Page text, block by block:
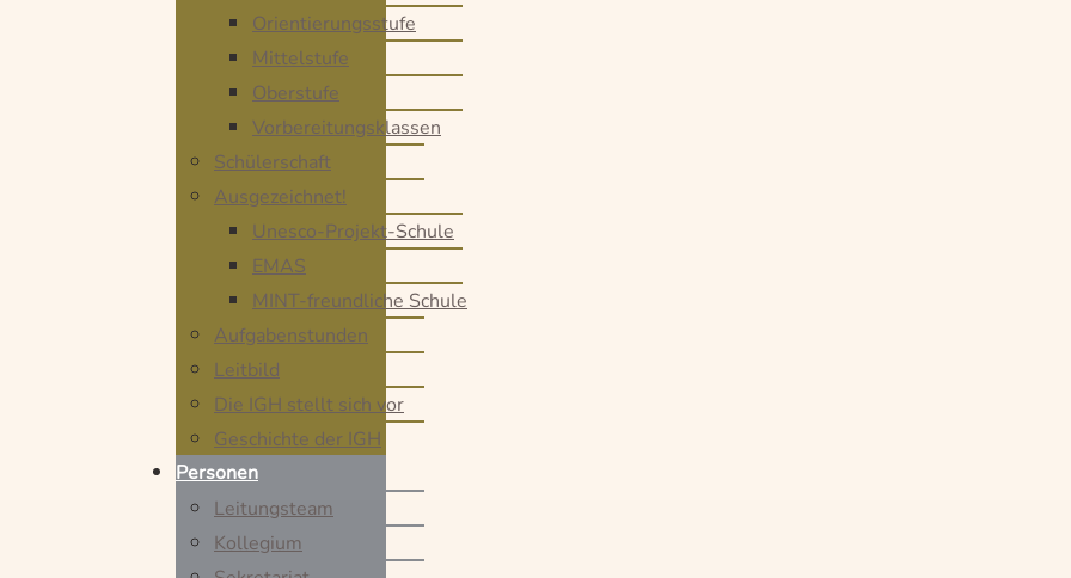
Orientierungsstufe
Mittelstufe
Oberstufe
Vorbereitungsklassen
Schülerschaft
Ausgezeichnet!
Unesco-Projekt-Schule
EMAS
MINT-freundliche Schule
Aufgabenstunden
Leitbild
Die IGH stellt sich vor
Geschichte der IGH
Personen
Leitungsteam
Kollegium